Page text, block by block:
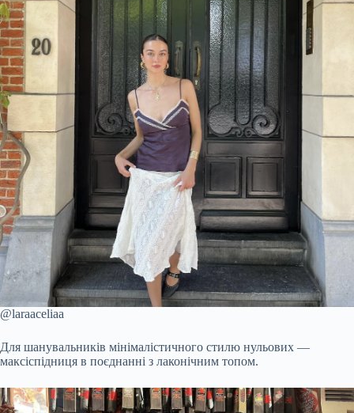
@laraaceliaa
Для шанувальників мінімалістичного стилю нульових —
максіспідниця в поєднанні з лаконічним топом.